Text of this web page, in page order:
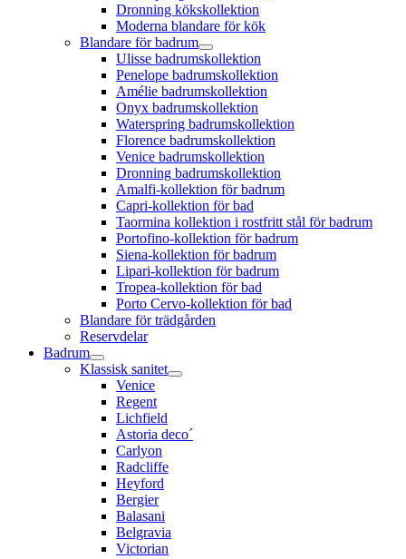
Dronning kökskollektion
Moderna blandare för kök
Blandare för badrum
Ulisse badrumskollektion
Penelope badrumskollektion
Amélie badrumskollektion
Onyx badrumskollektion
Waterspring badrumskollektion
Florence badrumskollektion
Venice badrumskollektion
Dronning badrumskollektion
Amalfi-kollektion för badrum
Capri-kollektion för bad
Taormina kollektion i rostfritt stål för badrum
Portofino-kollektion för badrum
Siena-kollektion för badrum
Lipari-kollektion för badrum
Tropea-kollektion för bad
Porto Cervo-kollektion för bad
Blandare för trädgården
Reservdelar
Badrum
Klassisk sanitet
Venice
Regent
Lichfield
Astoria deco´
Carlyon
Radcliffe
Heyford
Bergier
Balasani
Belgravia
Victorian